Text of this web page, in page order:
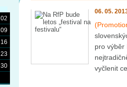
02
09
16
23
30
06. 05.
pro výběr
vyčlenit